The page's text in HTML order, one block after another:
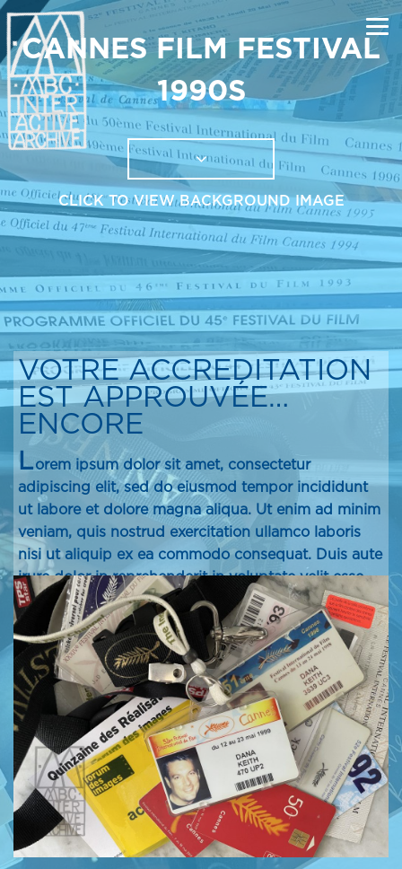
CANNES FILM FESTIVAL
1990S
CLICK TO VIEW BACKGROUND IMAGE
VOTRE ACCREDITATION
EST APPROUVÉE…
ENCORE
Lorem ipsum dolor sit amet, consectetur
adipiscing elit, sed do eiusmod tempor incididunt
ut labore et dolore magna aliqua. Ut enim ad minim
veniam, quis nostrud exercitation ullamco laboris
nisi ut aliquip ex ea commodo consequat. Duis aute
irure dolor in reprehenderit in voluptate velit esse
cillum dolore eu fugiat nulla pariatur. Excepteur sint
occaecat cupidatat non proident, sunt in culpa qui
officia deserunt mollit anim id est laborum.